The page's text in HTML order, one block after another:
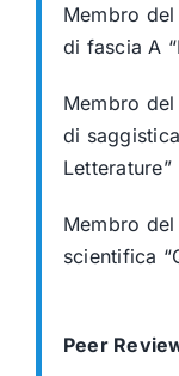
Membro
di fascia A
Membro
di
Membro
scientifica
Peer